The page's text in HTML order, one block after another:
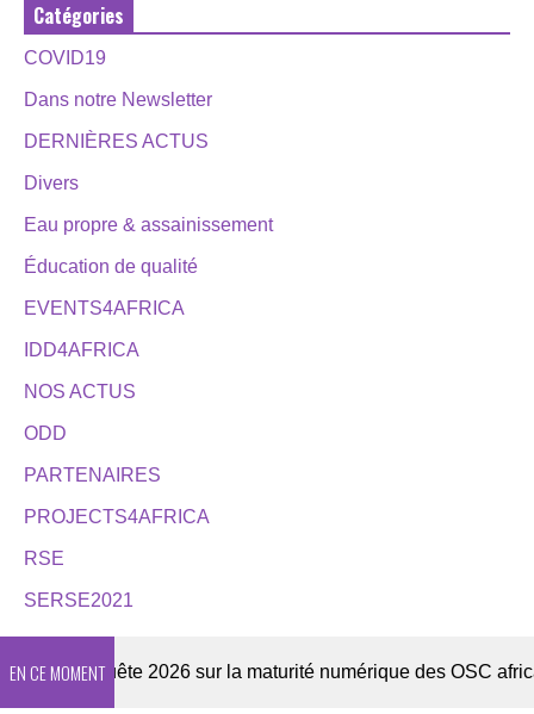
Catégories
COVID19
Dans notre Newsletter
DERNIÈRES ACTUS
Divers
Eau propre & assainissement
Éducation de qualité
EVENTS4AFRICA
IDD4AFRICA
NOS ACTUS
ODD
PARTENAIRES
PROJECTS4AFRICA
RSE
SERSE2021
EN CE MOMENT
Enquête 2026 sur la maturité numérique des OSC